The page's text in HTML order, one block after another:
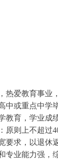
热爱教育事业
中或重点中学
教育，学业成
原则上不超过
要求，以退休
专业能力强，